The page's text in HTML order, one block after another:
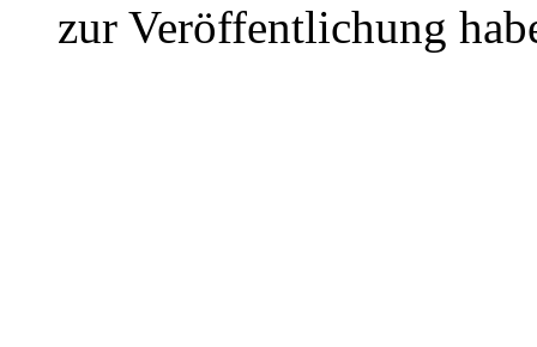
zur Veröffentlichung